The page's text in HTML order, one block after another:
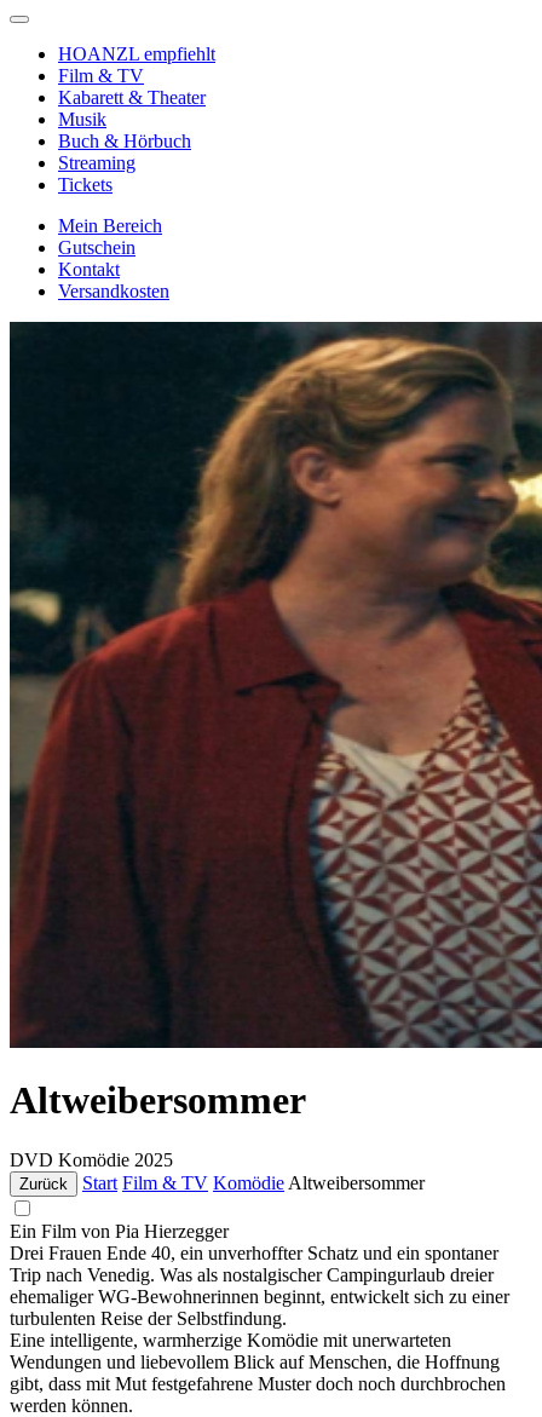
HOANZL empfiehlt
Film & TV
Kabarett & Theater
Musik
Buch & Hörbuch
Streaming
Tickets
Mein Bereich
Gutschein
Kontakt
Versandkosten
Altweibersommer
DVD Komödie 2025
Zurück Start Film & TV Komödie Altweibersommer
Ein Film von Pia Hierzegger
Drei Frauen Ende 40, ein unverhoffter Schatz und ein spontaner
Trip nach Venedig. Was als nostalgischer Campingurlaub dreier
ehemaliger WG-Bewohnerinnen beginnt, entwickelt sich zu einer
turbulenten Reise der Selbstfindung.
Eine intelligente, warmherzige Komödie mit unerwarteten
Wendungen und liebevollem Blick auf Menschen, die Hoffnung
gibt, dass mit Mut festgefahrene Muster doch noch durchbrochen
werden können.